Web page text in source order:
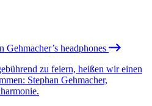
Gehmacher’s headphones
zu feiern, heißen wir einen
Stephan Gehmacher,